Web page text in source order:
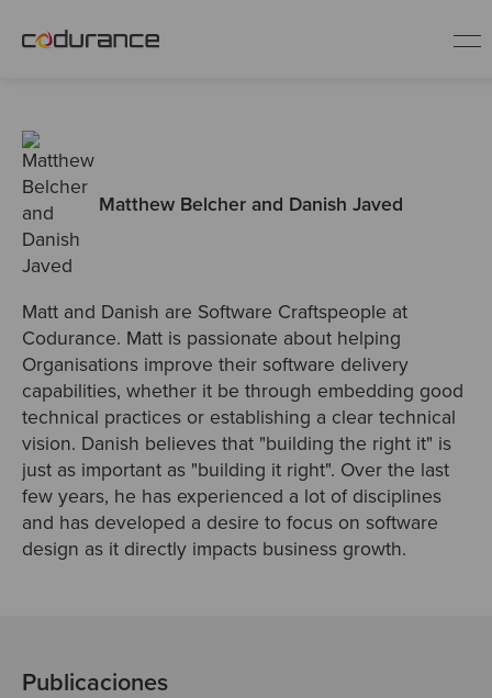
Clientes
Servicios
Buenas prácticas
Sobre nosotros
Únete al equipo
Test
Matthew Belcher and Danish Javed
Matt and Danish are Software Craftspeople at
Codurance. Matt is passionate about helping
Organisations improve their software delivery
capabilities, whether it be through embedding good
technical practices or establishing a clear technical
vision. Danish believes that "building the right it" is
just as important as "building it right". Over the last
few years, he has experienced a lot of disciplines
and has developed a desire to focus on software
design as it directly impacts business growth.
Publicaciones